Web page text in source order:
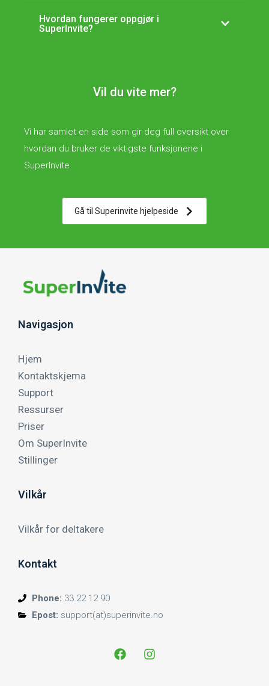
Vil du vite mer?
Vi har samlet en side som gir deg full oversikt over
hvordan du bruker de viktigste funksjonene i
SuperInvite.
Gå til Superinvite hjelpeside
Hvordan fungerer oppgjør i
SuperInvite?
Navigasjon
Hjem
Kontaktskjema
Support
Ressurser
Priser
Om SuperInvite
Stillinger
Vilkår
Vilkår for deltakere
Kontakt
Phone: 33 22 12 90
Epost: support(at)superinvite.no